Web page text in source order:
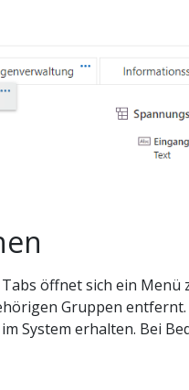
öffnet sich ein
Gruppen
System erhalten. Bei